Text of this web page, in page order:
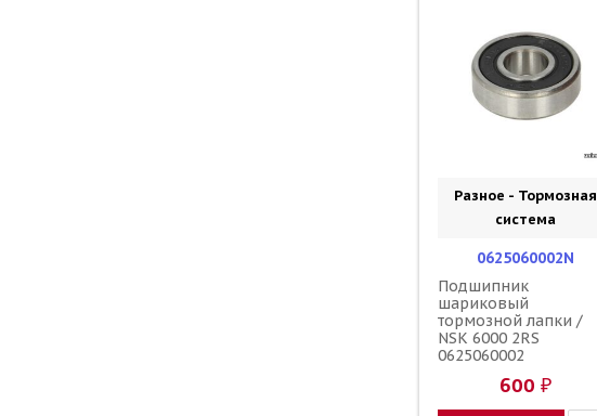
Разное - Тормозная
система
0625060002N
Подшипник
шариковый
тормозной лапки /
NSK 6000 2RS
0625060002
600 ₽